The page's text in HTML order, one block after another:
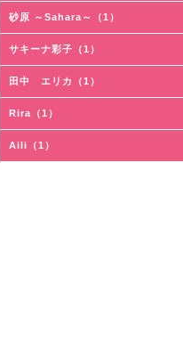
砂原 ～Sahara～（1）
サキーナ彩子（1）
田中 エリカ（1）
Rira（1）
Aili（1）